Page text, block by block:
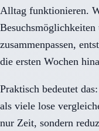
Alltag funktionieren.
zusammenpassen,
die ersten Wochen
Praktisch bedeutet
als viele lose
nur Zeit, sondern